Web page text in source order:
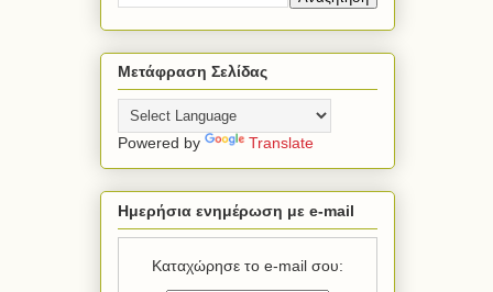
Μετάφραση Σελίδας
Powered by Translate
Ημερήσια ενημέρωση με e-mail
Καταχώρησε το e-mail σου: